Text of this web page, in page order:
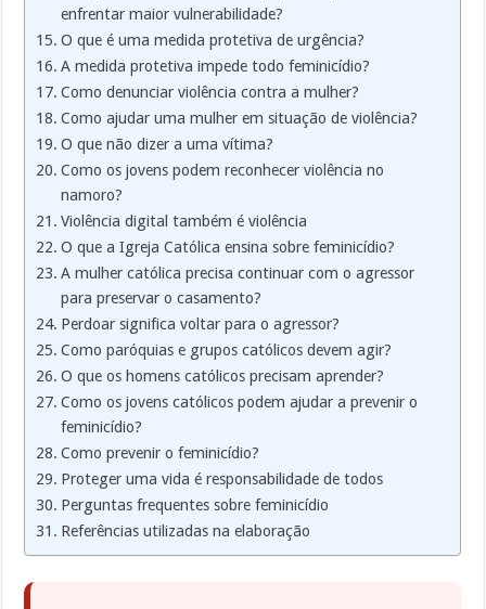
enfrentar maior vulnerabilidade?
O que é uma medida protetiva de urgência?
A medida protetiva impede todo feminicídio?
Como denunciar violência contra a mulher?
Como ajudar uma mulher em situação de violência?
O que não dizer a uma vítima?
Como os jovens podem reconhecer violência no
namoro?
Violência digital também é violência
O que a Igreja Católica ensina sobre feminicídio?
A mulher católica precisa continuar com o agressor
para preservar o casamento?
Perdoar significa voltar para o agressor?
Como paróquias e grupos católicos devem agir?
O que os homens católicos precisam aprender?
Como os jovens católicos podem ajudar a prevenir o
feminicídio?
Como prevenir o feminicídio?
Proteger uma vida é responsabilidade de todos
Perguntas frequentes sobre feminicídio
Referências utilizadas na elaboração